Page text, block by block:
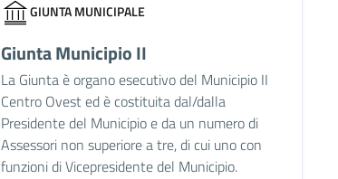
GIUNTA MUNICIPALE
Giunta Municipio II
La Giunta è organo esecutivo del Municipio II
Centro Ovest ed è costituita dal/dalla
Presidente del Municipio e da un numero di
Assessori non superiore a tre, di cui uno con
funzioni di Vicepresidente del Municipio.